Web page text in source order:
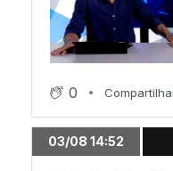
27/07 18:24
27/07 17:16
0
03/08 14:52